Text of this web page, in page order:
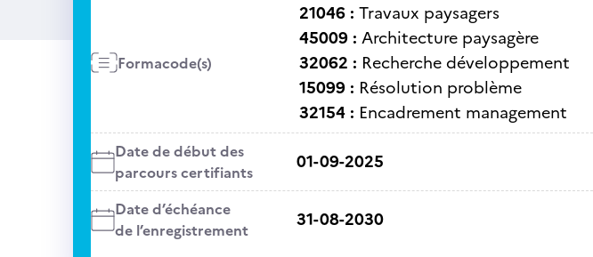
Formacode(s)
21046 : Travaux paysagers
45009 : Architecture paysagère
32062 : Recherche développement
15099 : Résolution problème
32154 : Encadrement management
Date de début des
parcours certifiants
01-09-2025
Date d’échéance
de l’enregistrement
31-08-2030